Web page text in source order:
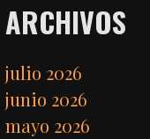
ARCHIVOS
julio 2026
junio 2026
mayo 2026